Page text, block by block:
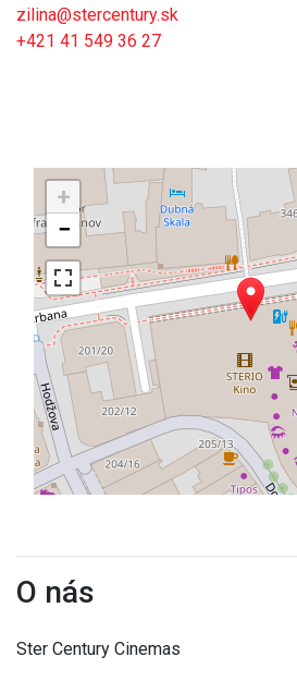
zilina@stercentury.sk
+421 41 549 36 27
+
−
O nás
Ster Century Cinemas